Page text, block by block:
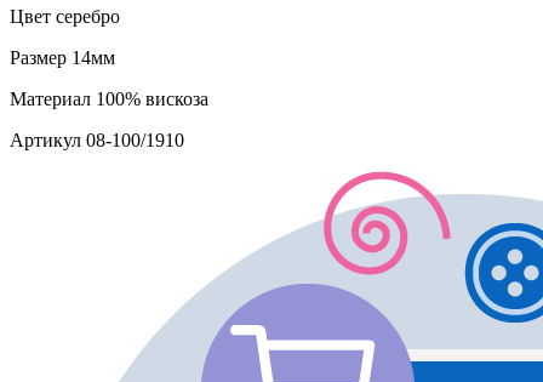
Цвет серебро
Размер 14мм
Материал 100% вискоза
Артикул 08-100/1910